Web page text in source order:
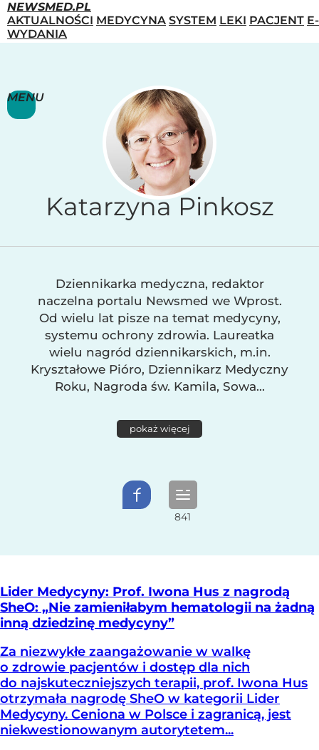
NEWSMED.PL
AKTUALNOŚCI MEDYCYNA SYSTEM LEKI PACJENT E-
WYDANIA
MENU
Katarzyna Pinkosz
Dziennikarka medyczna, redaktor
naczelna portalu Newsmed we Wprost.
Od wielu lat pisze na temat medycyny,
systemu ochrony zdrowia. Laureatka
wielu nagród dziennikarskich, m.in.
Kryształowe Pióro, Dziennikarz Medyczny
Roku, Nagroda św. Kamila, Sowa...
pokaż więcej
Lider Medycyny: Prof. Iwona Hus z nagrodą
SheO: „Nie zamieniłabym hematologii na żadną
inną dziedzinę medycyny”
Za niezwykłe zaangażowanie w walkę
o zdrowie pacjentów i dostęp dla nich
do najskuteczniejszych terapii, prof. Iwona Hus
otrzymała nagrodę SheO w kategorii Lider
Medycyny. Ceniona w Polsce i zagranicą, jest
niekwestionowanym autorytetem...